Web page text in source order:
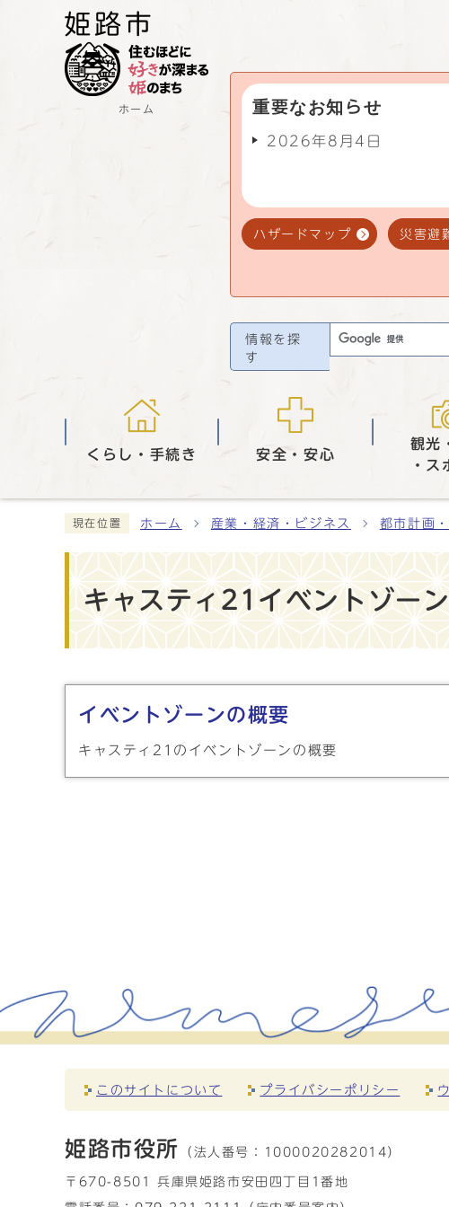
ホーム 重要なお知らせ
2026年8月4日
ハザードマップ 災害避
情報を探
す
くらし・手続き 安全・安心
観光
・ス
現在位置 ホーム 産業・経済・ビジネス 都市計画
キャスティ21イベントゾー
イベントゾーンの概要
キャスティ21のイベントゾーンの概要
このサイトについて プライバシーポリシー
姫路市役所 （法人番号： 1000020282014）
〒670-8501 兵庫県姫路市安田四丁目1番地